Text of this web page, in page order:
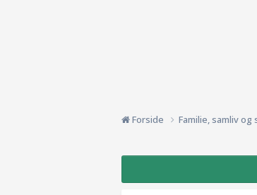
Forside Familie, samliv